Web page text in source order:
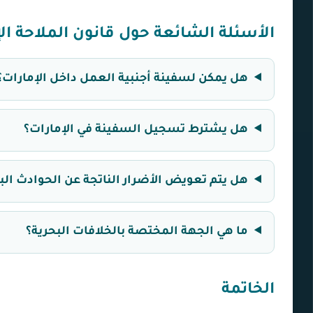
الأسئلة الشائعة حول قانون الملاحة
هل يمكن لسفينة أجنبية العمل داخل
هل يشترط تسجيل السفينة في الإمارات؟
هل يتم تعويض الأضرار الناتجة عن الحوادث
ما هي الجهة المختصة بالخلافات البحرية؟
الخاتمة